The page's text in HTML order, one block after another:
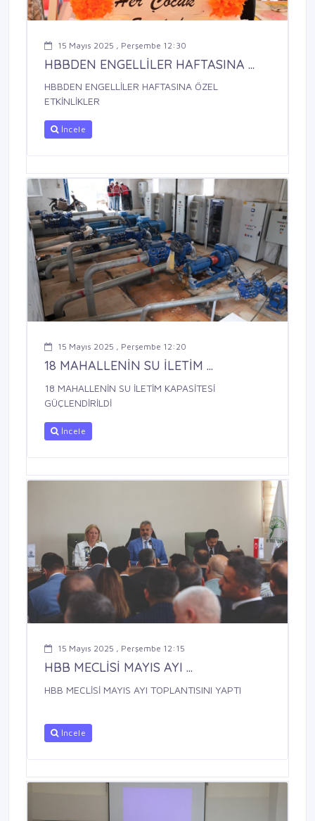
15 Mayıs 2025 , Perşembe 12:30
HBBDEN ENGELLİLER HAFTASINA ...
HBBDEN ENGELLİLER HAFTASINA ÖZEL
ETKİNLİKLER
İncele
15 Mayıs 2025 , Perşembe 12:20
18 MAHALLENİN SU İLETİM ...
18 MAHALLENİN SU İLETİM KAPASİTESİ
GÜÇLENDİRİLDİ
İncele
15 Mayıs 2025 , Perşembe 12:15
HBB MECLİSİ MAYIS AYI ...
HBB MECLİSİ MAYIS AYI TOPLANTISINI YAPTI
İncele